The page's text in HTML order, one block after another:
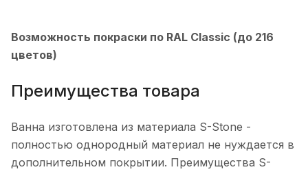
Возможность покраски по RAL Classic (до 216
цветов)
Преимущества товара
Ванна изготовлена из материала S-Stone -
полностью однородный материал не нуждается в
дополнительном покрытии. Преимущества S-